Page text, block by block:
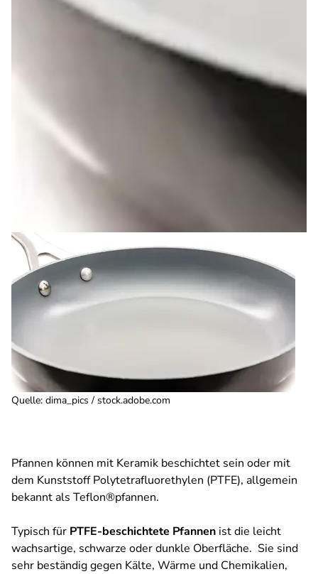
Quelle: dima_pics / stock.adobe.com
Pfannen können mit Keramik beschichtet sein oder mit
dem Kunststoff Polytetrafluorethylen (PTFE), allgemein
bekannt als Teflon®pfannen.
Typisch für PTFE-beschichtete Pfannen ist die leicht
wachsartige, schwarze oder dunkle Oberfläche. Sie sind
sehr beständig gegen Kälte, Wärme und Chemikalien,